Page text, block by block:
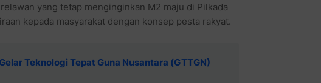
yang tetap menginginkan M2 maju di Pilkada
kepada masyarakat dengan konsep pesta rakyat.
Teknologi Tepat Guna Nusantara (GTTGN)